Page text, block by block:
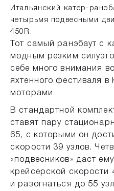
Итальянский катер-
четырьмя подвесными
450R.
Тот самый ранэбаут с
модным резким
себе много внимания
яхтенного фестиваля
моторами
В стандартной
ставят пару
65, с которыми он
скорости 39 узлов.
«подвесников» даст
крейсерской скорости
и разогнаться до 55